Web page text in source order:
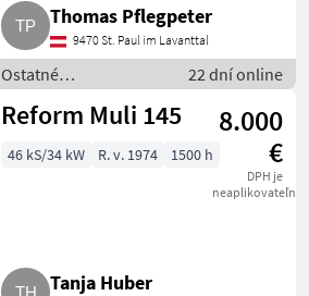
Thomas Pflegpeter
9470 St. Paul im Lavanttal
Ostatné
poľnohospodárske
silové stroje /
motorové auto
22 dní online
Reform Muli 145
8.000
€
DPH je
neaplikovateľné
46 kS/34 kW R. v. 1974 1500 h
Tanja Huber